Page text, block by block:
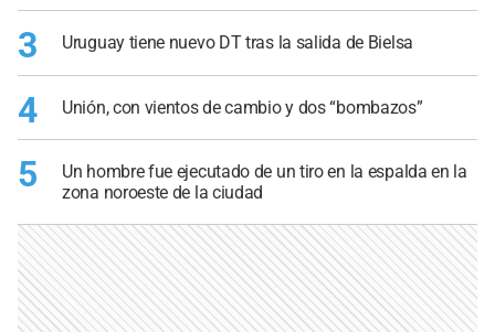
3 Uruguay tiene nuevo DT tras la salida de Bielsa
4 Unión, con vientos de cambio y dos “bombazos”
5
Un hombre fue ejecutado de un tiro en la espalda en la
zona noroeste de la ciudad